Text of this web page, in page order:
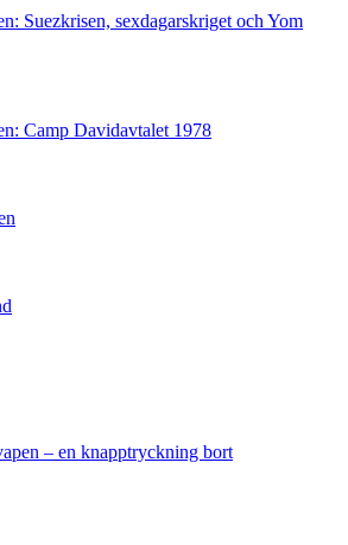
Suezkrisen, sexdagarskriget och Yom
Camp Davidavtalet 1978
– en knapptryckning bort